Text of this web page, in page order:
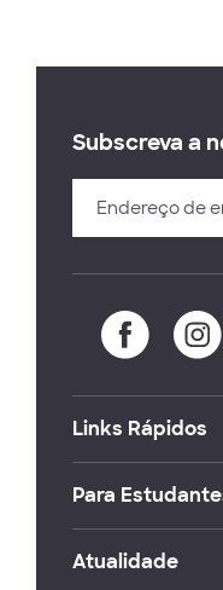
Subscreva a
Links Rápidos
Para
Atualidade